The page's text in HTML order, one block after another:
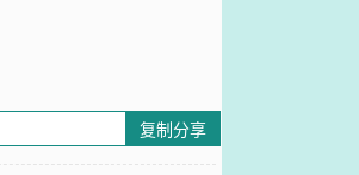
复制分享